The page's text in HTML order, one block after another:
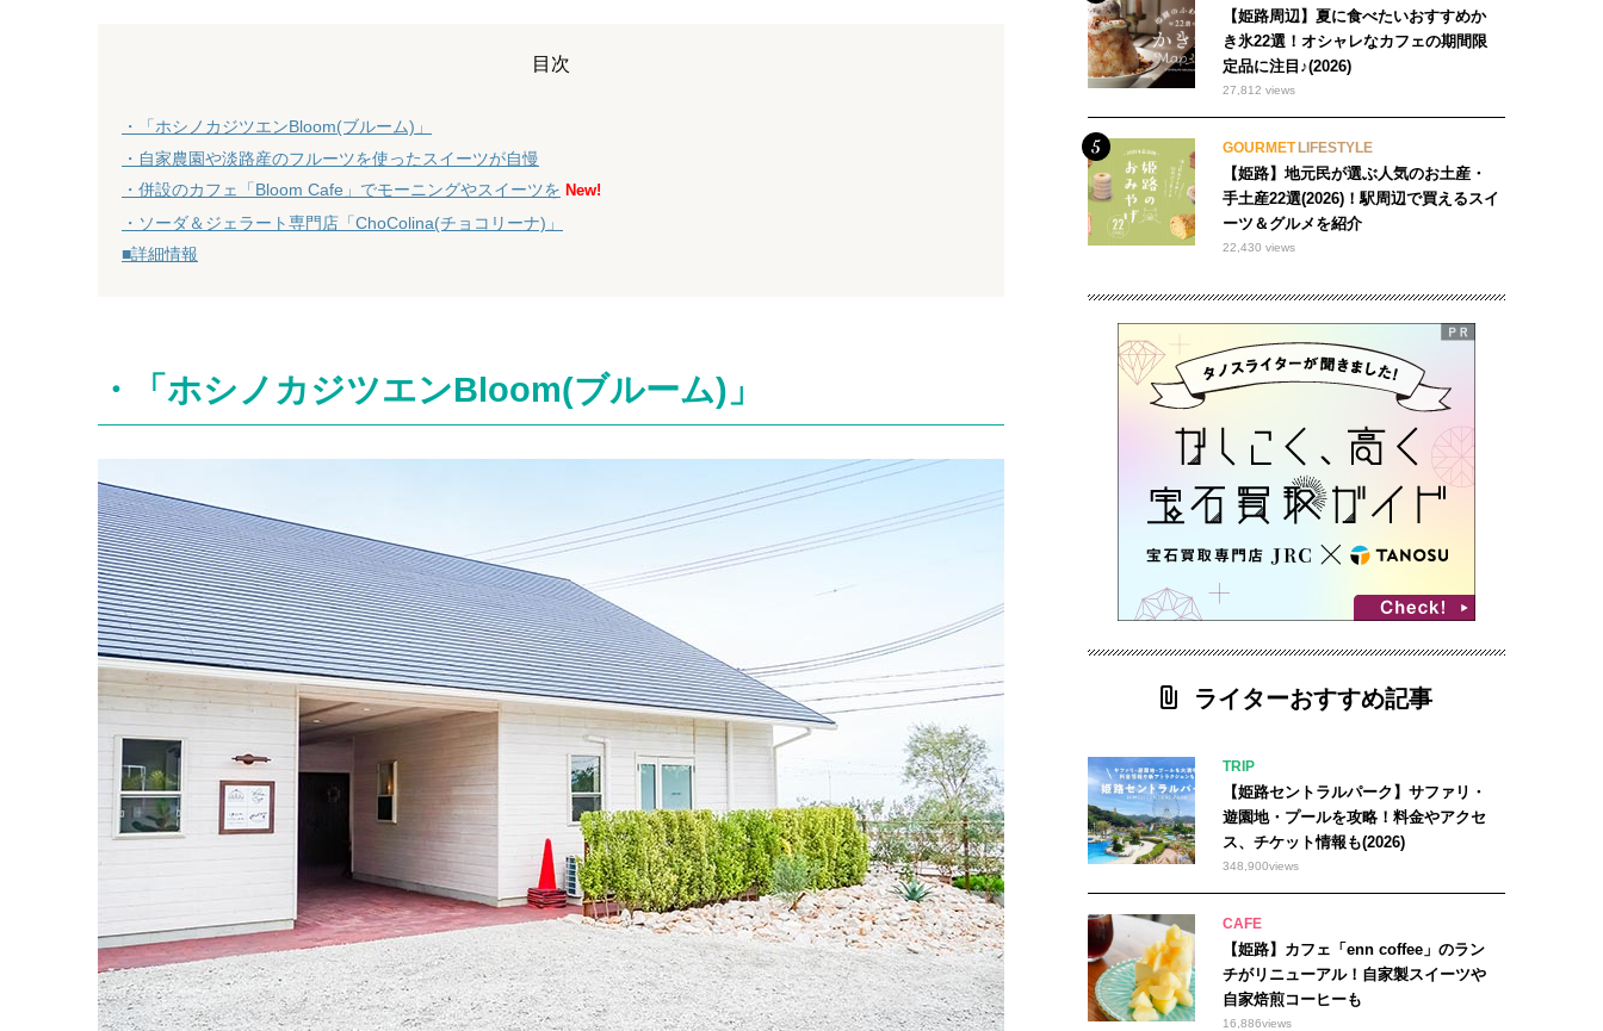
目次
・「ホシノカジツエンBloom(ブルーム)」
・自家農園や淡路産のフルーツを使ったスイーツが自慢
・併設のカフェ「Bloom Cafe」でモーニングやスイーツを New!
・ソーダ＆ジェラート専門店「ChoColina(チョコリーナ)」
■詳細情報
・「ホシノカジツエンBloom(ブルーム)」
【姫路周辺】夏に食べたいおすすめか
き氷22選！オシャレなカフェの期間限
定品に注目♪(2026)
27,812 views
GOURMET LIFESTYLE
【姫路】地元民が選ぶ人気のお土産・
手土産22選(2026)！駅周辺で買えるスイ
ーツ＆グルメを紹介
22,430 views
ライターおすすめ記事
TRIP
【姫路セントラルパーク】サファリ・
遊園地・プールを攻略！料金やアクセ
ス、チケット情報も(2026)
348,900views
CAFE
【姫路】カフェ「enn coffee」のラン
チがリニューアル！自家製スイーツや
自家焙煎コーヒーも
16,886views